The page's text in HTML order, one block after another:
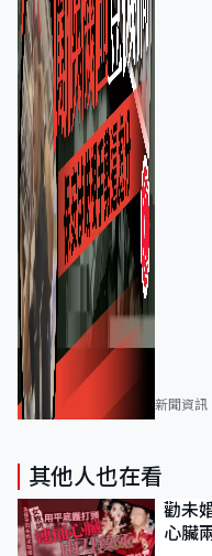
新聞資訊
其他人也在看
勸未
心臟